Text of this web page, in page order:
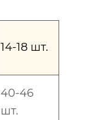
14-18 шт.
40-46
шт.